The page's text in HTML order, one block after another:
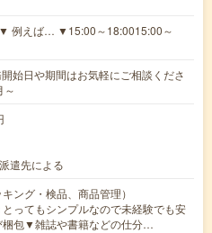
▼ 例えば… ▼15:00～18:0015:00～
日や期間はお気軽にご相談くださ
遣先による
ング・検品、商品管理）
ってもシンプルなので未経験でも安
包▼雑誌や書籍などの仕分…